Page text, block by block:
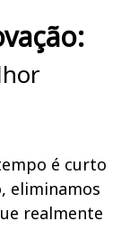
é curto
eliminamos
realmente